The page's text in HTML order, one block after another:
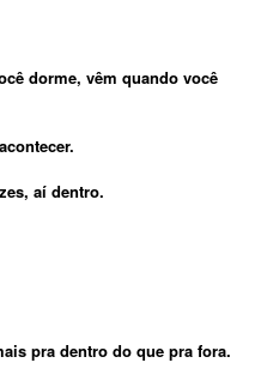
dorme, vêm quando você
aí dentro.
pra dentro do que pra fora.